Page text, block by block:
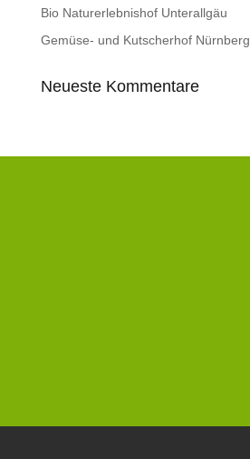
Bio Naturerlebnishof Unterallgäu
Gemüse- und Kutscherhof Nürnberg
Neueste Kommentare